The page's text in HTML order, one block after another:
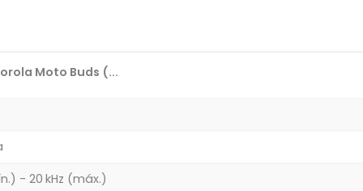
Moto Buds (...
- 20 kHz (máx.)